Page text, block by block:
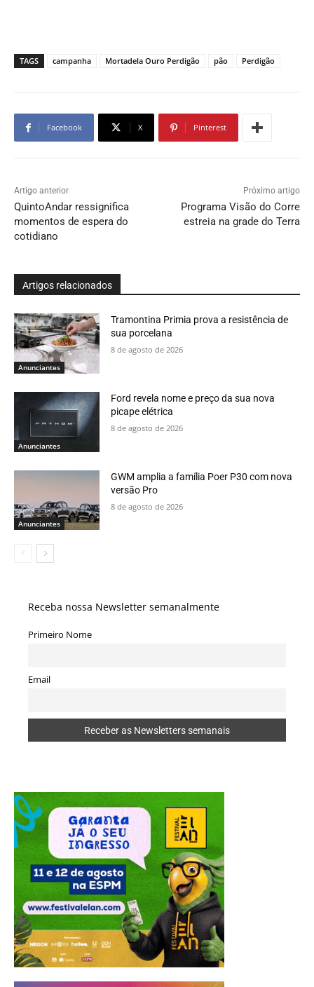
TAGS campanha Mortadela Ouro Perdigão pão Perdigão
Facebook X Pinterest
Artigo anterior
QuintoAndar ressignifica
momentos de espera do
cotidiano
Próximo artigo
Programa Visão do Corre
estreia na grade do Terra
Artigos relacionados
Anunciantes
Tramontina Primia prova a resistência de
sua porcelana
8 de agosto de 2026
Anunciantes
Ford revela nome e preço da sua nova
picape elétrica
8 de agosto de 2026
Anunciantes
GWM amplia a família Poer P30 com nova
versão Pro
8 de agosto de 2026
Receba nossa Newsletter semanalmente
Primeiro Nome
Email